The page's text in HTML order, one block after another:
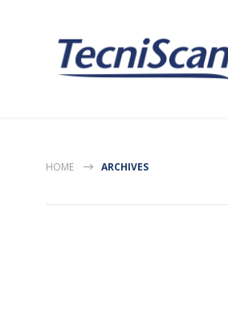
HOME ARCHIVES